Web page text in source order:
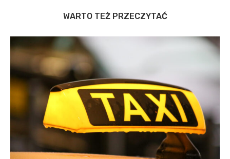
WARTO TEŻ PRZECZYTAĆ